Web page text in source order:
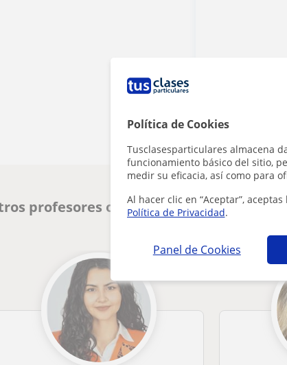
Política de Cookies
Tusclasesparticulares almacena
funcionamiento básico del sitio,
medir su eficacia, así como para
Al hacer clic en “Aceptar”,
Política de Privacidad.
Panel de Cookies
profesores online de Lengua que